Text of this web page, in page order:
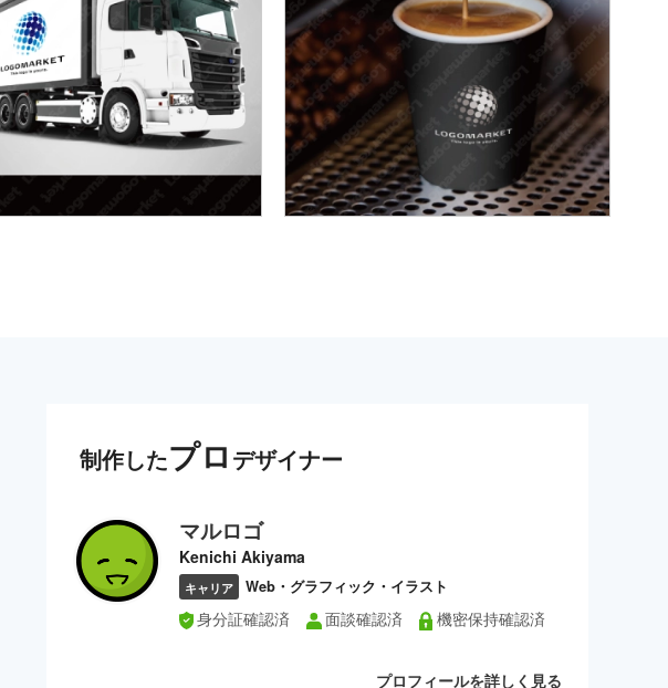
制作したプロ デザイナー
マルロゴ
Kenichi Akiyama
キャリア Web・グラフィック・イラスト
身分証確認済 面談確認済 機密保持確認済
プロフィールを詳しく見る